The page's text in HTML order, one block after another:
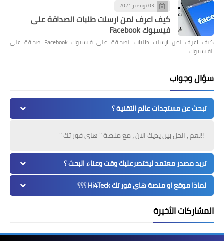
03 نوفمبر 2021
كيف اعرف لمن ارسلت طلبات الصداقة على
فيسبوك Facebook
كيف اعرف لمن ارسلت طلبات الصداقة على فيسبوك Facebook صداقة على
الفيسبوك
سؤال وجواب
تبحث عن مستجدات عالم التقنية ؟
!!نعم , الحل بين يديك الان ، مع منصة " هاي فور تك "
تريد مصدر معتمد ليختصرعليك وقت وعناء البحث ؟
لماذا موقع او منصة هاي فور تك Hi4Teck ؟؟؟
المشاركات الأخيرة